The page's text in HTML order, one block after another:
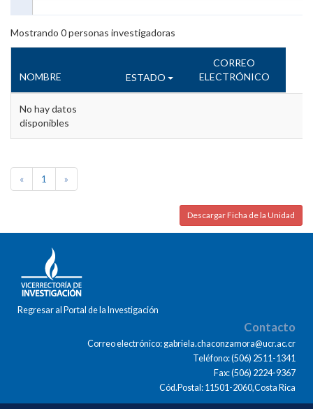
Mostrando 0personas investigadoras
NOMBRE ESTADO
CORREO
ELECTRÓNICO
No hay datos
disponibles
« 1 »
Descargar Ficha de la Unidad
Regresar al Portal de la Investigación
Contacto
Correo electrónico: gabriela.chaconzamora@ucr.ac.cr
Teléfono: (506) 2511-1341
Fax: (506) 2224-9367
Cód.Postal: 11501-2060,Costa Rica